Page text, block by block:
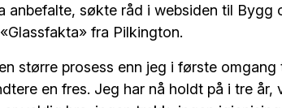
anbefalte, søkte råd i websiden til Bygg
fra Pilkington.
større prosess enn jeg i første
en fres. Jeg har nå holdt på i tre år,